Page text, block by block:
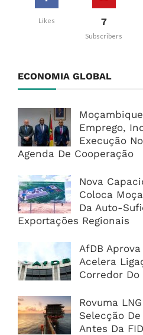
Likes 7
Subscribers
ECONOMIA GLOBAL
Emprego,
Execução
Agenda De Cooperação
Nova
Coloca
Da Auto-
Exportações Regionais
AfDB
Acelera
Corredor
Rovuma
Selecção
Antes Da